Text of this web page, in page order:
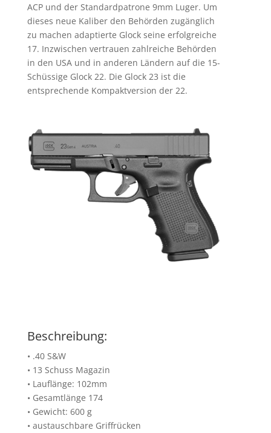
ACP und der Standardpatrone 9mm Luger. Um
dieses neue Kaliber den Behörden zugänglich
zu machen adaptierte Glock seine erfolgreiche
17. Inzwischen vertrauen zahlreiche Behörden
in den USA und in anderen Ländern auf die 15-
Schüssige Glock 22. Die Glock 23 ist die
entsprechende Kompaktversion der 22.
Beschreibung:
• .40 S&W
• 13 Schuss Magazin
• Lauflänge: 102mm
• Gesamtlänge 174
• Gewicht: 600 g
• austauschbare Griffrücken